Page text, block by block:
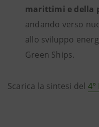
marittimi e della
andando verso
allo sviluppo
Green Ships.
Scarica la sintesi del